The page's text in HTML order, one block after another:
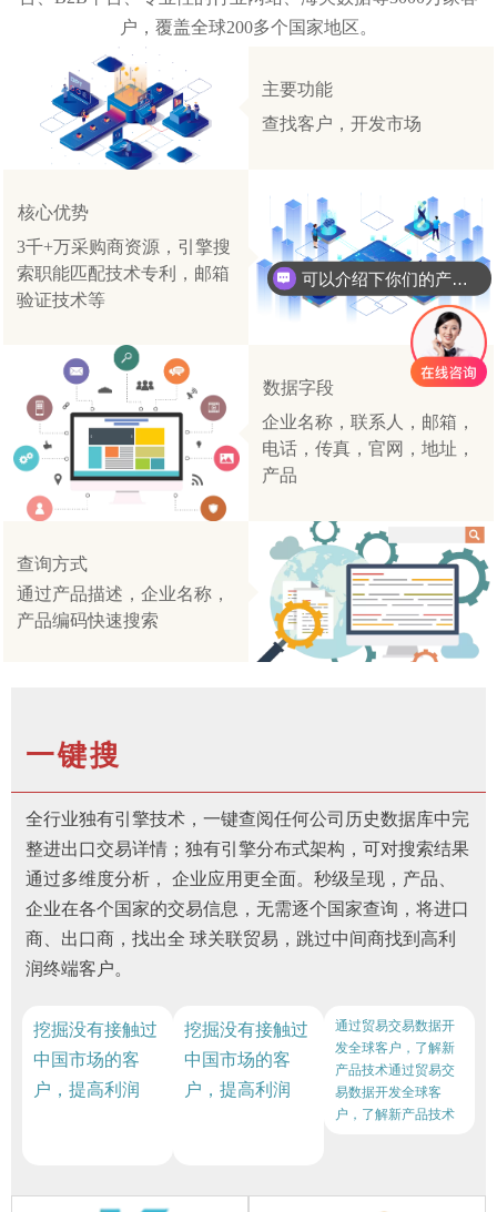
户，覆盖全球200多个国家地区。
主要功能
查找客户，开发市场
核心优势
3千+万采购商资源，引擎搜
索职能匹配技术专利，邮箱
验证技术等
数据字段
企业名称，联系人，邮箱，
电话，传真，官网，地址，
产品
查询方式
通过产品描述，企业名称，
产品编码快速搜索
一键搜
全行业独有引擎技术，一键查阅任何公司历史数据库中完
整进出口交易详情；独有引擎分布式架构，可对搜索结果
通过多维度分析， 企业应用更全面。秒级呈现，产品、
企业在各个国家的交易信息，无需逐个国家查询，将进口
商、出口商，找出全 球关联贸易，跳过中间商找到高利
润终端客户。
挖掘没有接触过
中国市场的客
户，提高利润
挖掘没有接触过
中国市场的客
户，提高利润
通过贸易交易数据开
发全球客户，了解新
产品技术通过贸易交
易数据开发全球客
户，了解新产品技术
可以介绍下你们的产品么